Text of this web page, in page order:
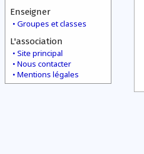
Enseigner
Groupes et classes
L'association
Site principal
Nous contacter
Mentions légales